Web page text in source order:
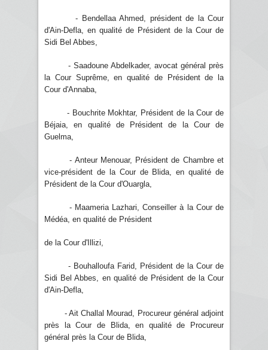
- Bendellaa Ahmed, président de la Cour
d'Ain-Defla, en qualité de Président de la Cour de
Sidi Bel Abbes,
- Saadoune Abdelkader, avocat général près
la Cour Suprême, en qualité de Président de la
Cour d'Annaba,
- Bouchrite Mokhtar, Président de la Cour de
Béjaia, en qualité de Président de la Cour de
Guelma,
- Anteur Menouar, Président de Chambre et
vice-président de la Cour de Blida, en qualité de
Président de la Cour d'Ouargla,
- Maameria Lazhari, Conseiller à la Cour de
Médéa, en qualité de Président
de la Cour d'Illizi,
- Bouhalloufa Farid, Président de la Cour de
Sidi Bel Abbes, en qualité de Président de la Cour
d'Ain-Defla,
- Ait Challal Mourad, Procureur général adjoint
près la Cour de Blida, en qualité de Procureur
général près la Cour de Blida,